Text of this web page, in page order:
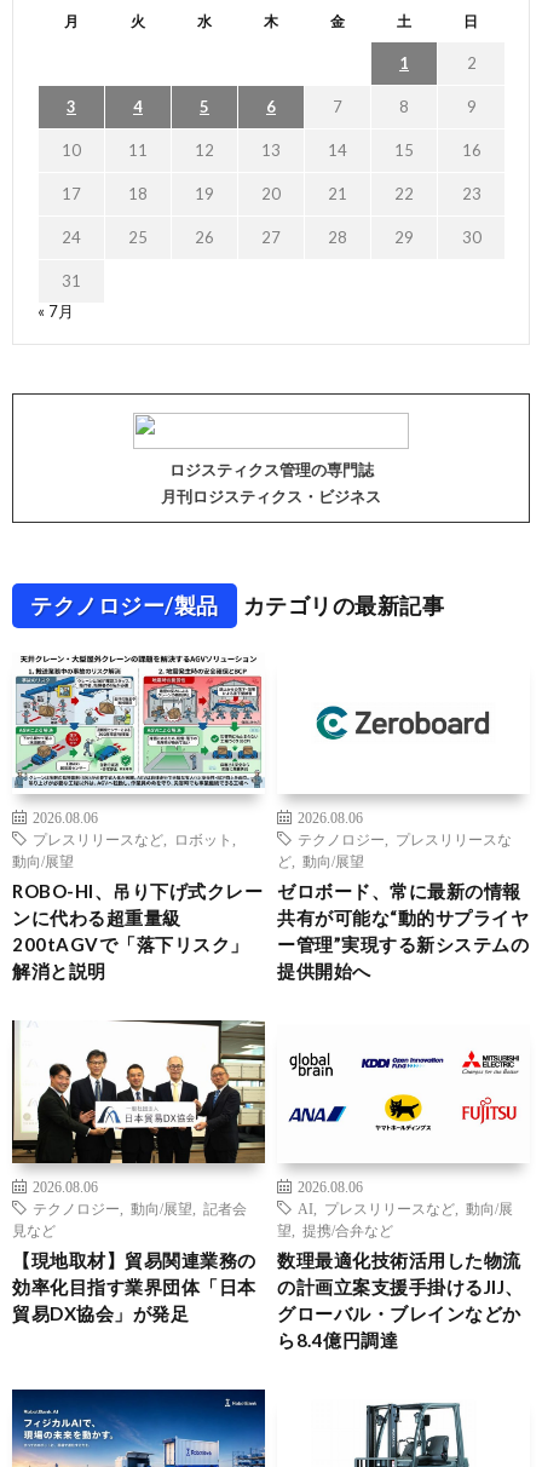
月 火 水 木 金 土 日
1 2
3 4 5 6 7 8 9
10 11 12 13 14 15 16
17 18 19 20 21 22 23
24 25 26 27 28 29 30
31
« 7月
ロジスティクス管理の専門誌
月刊ロジスティクス・ビジネス
テクノロジー/製品 カテゴリの最新記事
2026.08.06
プレスリリースなど
ロボット
動向/展望
ROBO-HI、吊り下げ式クレー
ンに代わる超重量級
200tAGVで「落下リスク」
解消と説明
2026.08.06
テクノロジー
プレスリリースな
ど
動向/展望
ゼロボード、常に最新の情報
共有が可能な“動的サプライヤ
ー管理”実現する新システムの
提供開始へ
2026.08.06
テクノロジー
動向/展望
記者会
見など
【現地取材】貿易関連業務の
効率化目指す業界団体「日本
貿易DX協会」が発足
2026.08.06
AI
プレスリリースなど
動向/展
望
提携/合弁など
数理最適化技術活用した物流
の計画立案支援手掛けるJIJ、
グローバル・ブレインなどか
ら8.4億円調達